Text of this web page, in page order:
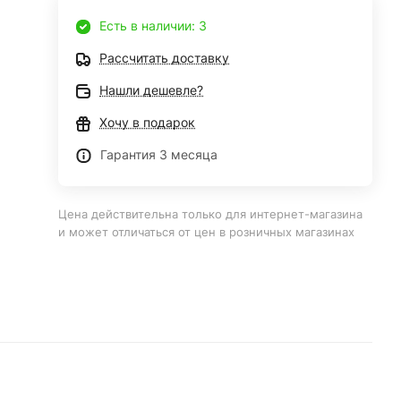
Есть в наличии: 3
Рассчитать доставку
Нашли дешевле?
Хочу в подарок
Гарантия 3 месяца
Цена действительна только для интернет-магазина
и может отличаться от цен в розничных магазинах